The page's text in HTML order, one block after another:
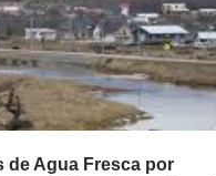
de Agua Fresca por